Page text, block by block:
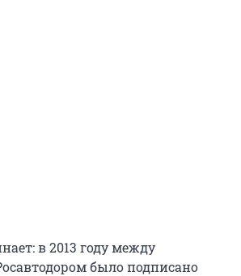
в 2013 году между
было подписано